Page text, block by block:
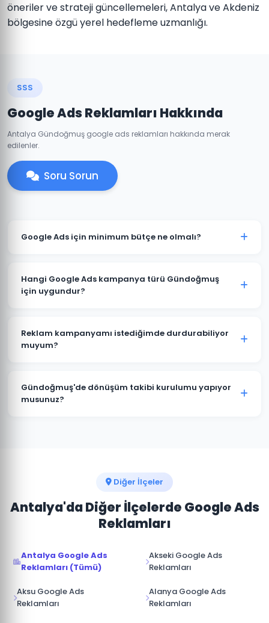
öneriler ve strateji güncellemeleri, Antalya ve Akdeniz
bölgesine özgü yerel hedefleme uzmanlığı.
SSS
Google Ads Reklamları Hakkında
Antalya Gündoğmuş google ads reklamları hakkında merak
edilenler.
Soru Sorun
Google Ads için minimum bütçe ne olmalı?
minimum aylık reklam bütçesi 2.000 TL'dir. Sektörünüz
ve rekabete göre bu rakam değişebilir. Ücretsiz bütçe
Hangi Google Ads kampanya türü Gündoğmuş
için uygundur?
Yerel hizmet işletmeleri için Arama Ağı ve Yerel
Kampanyalar, e-ticaret için Alışveriş Kampanyaları,
Reklam kampanyamı istediğimde durdurabiliyor
muyum?
istediğiniz zaman duraklatabilir veya
sonlandırabilirsiniz. Kampanya durdurulduğunda
Gündoğmuş'de dönüşüm takibi kurulumu yapıyor
musunuz?
Diğer İlçeler
Antalya'da Diğer İlçelerde Google Ads
Reklamları
Antalya Google Ads
Reklamları (Tümü)
Akseki Google Ads
Reklamları
Aksu Google Ads
Reklamları
Alanya Google Ads
Reklamları